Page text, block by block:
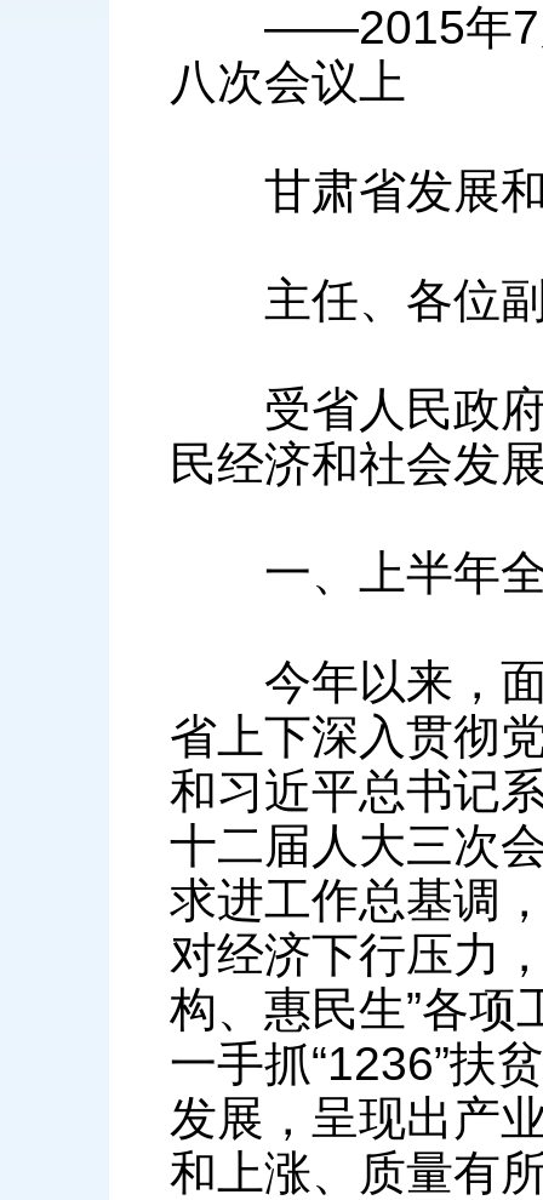
——2015年7月
八次会议上
甘肃省发展和
主任、各位副
受省人民政府
民经济和社会发
一、上半年全
今年以来，面
省上下深入贯彻
和习近平总书记
十二届人大三次
求进工作总基调
对经济下行压力
构、惠民生”各项
一手抓“1236”扶
发展，呈现出产
和上涨、质量有